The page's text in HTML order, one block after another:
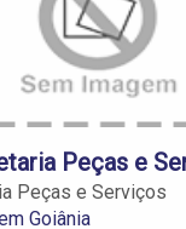
Peças e
Peças e Serviços
Goiânia